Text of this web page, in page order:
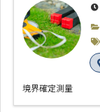
境界確定測量